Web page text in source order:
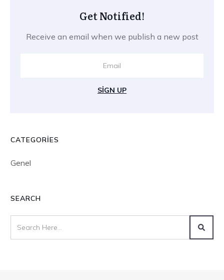
Get Notified!
Receive an email when we publish a new post
SIGN UP
CATEGORIES
Genel
SEARCH